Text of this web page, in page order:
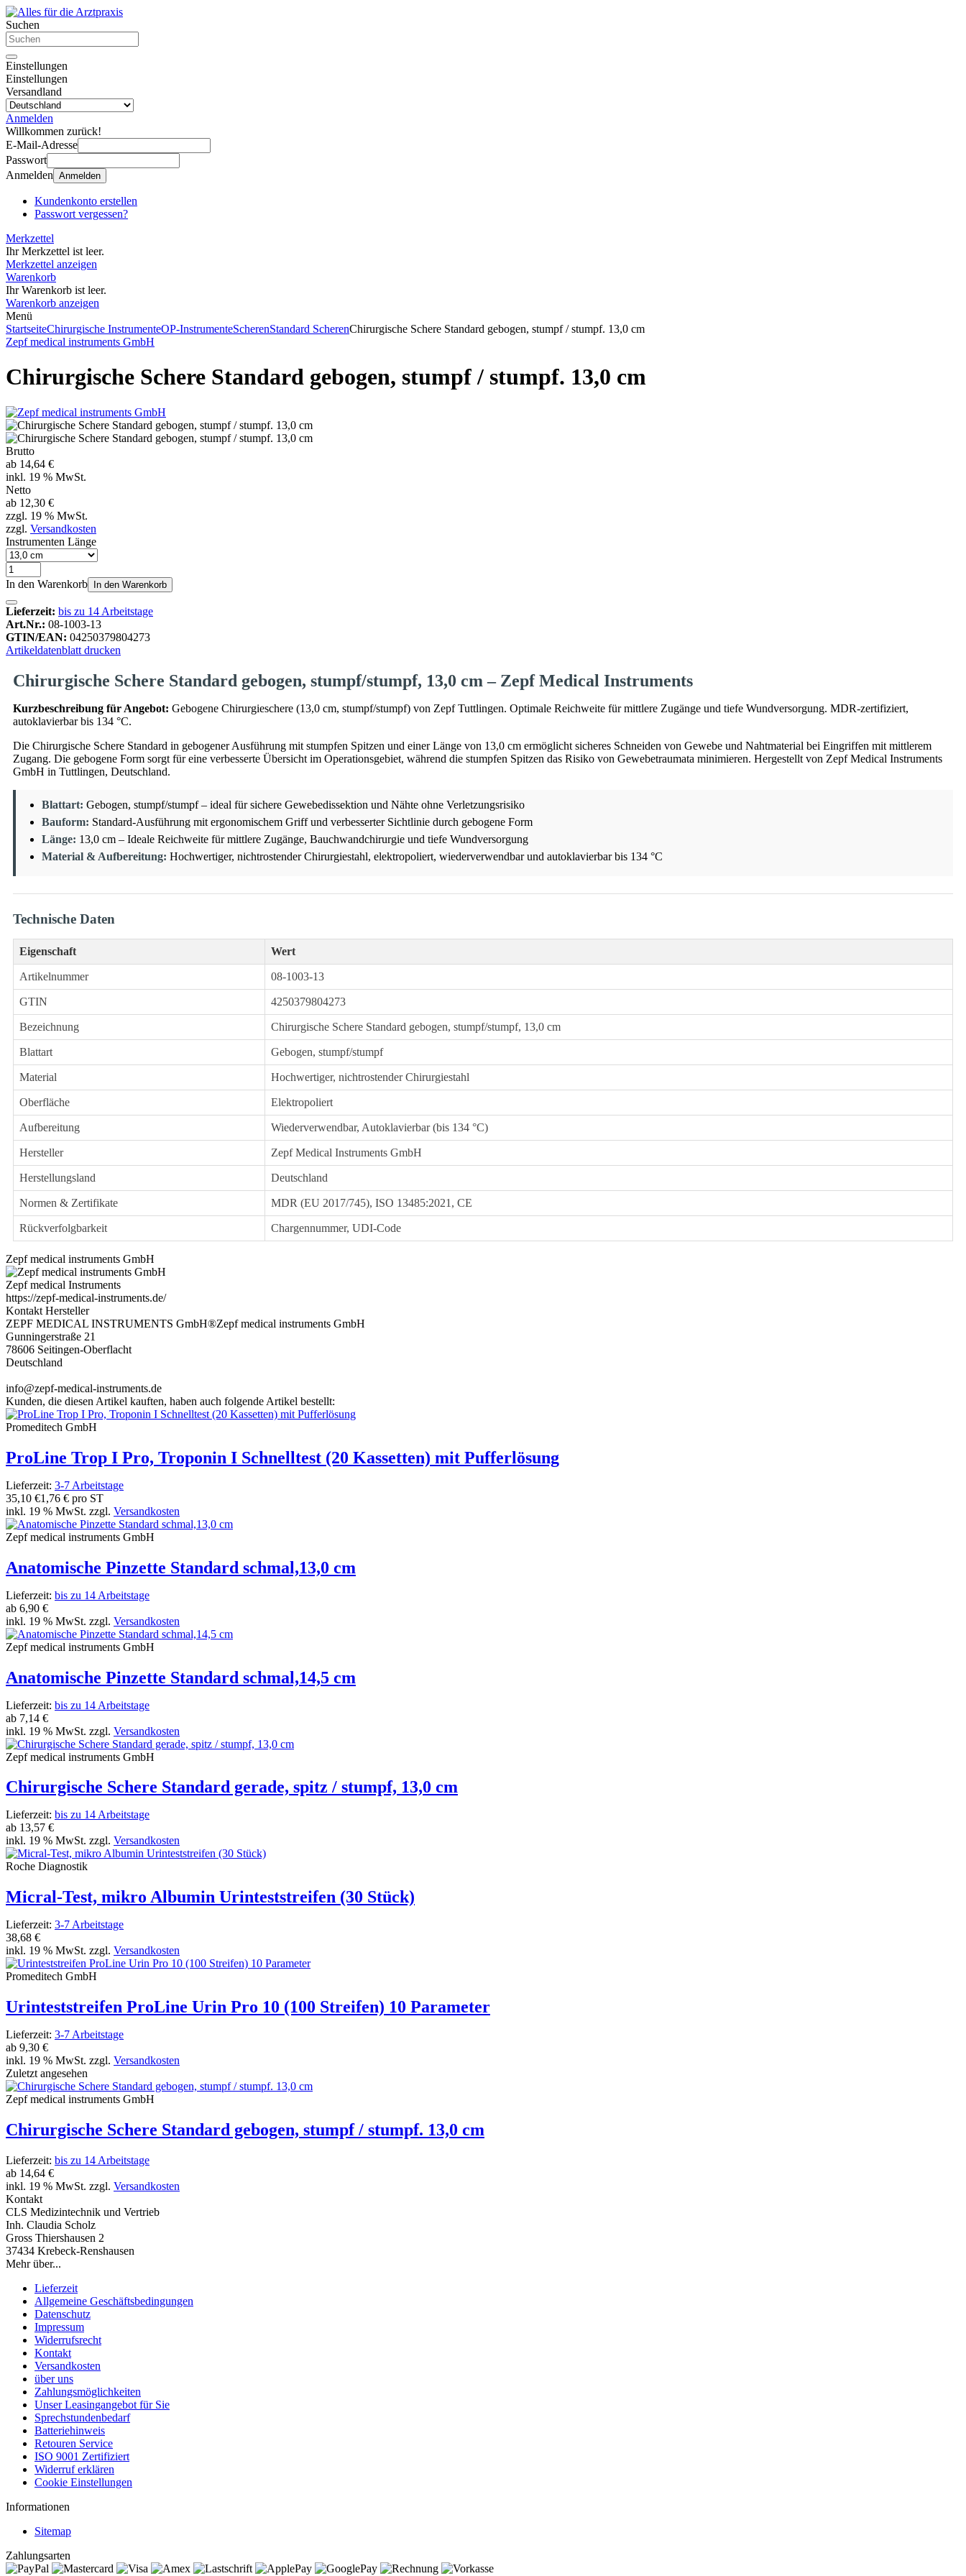
Suchen
Einstellungen
Einstellungen
Versandland
Anmelden
Willkommen zurück!
E-Mail-Adresse
Passwort
Anmelden Anmelden
Kundenkonto erstellen
Passwort vergessen?
Merkzettel
Ihr Merkzettel ist leer.
Merkzettel anzeigen
Warenkorb
Ihr Warenkorb ist leer.
Warenkorb anzeigen
Menü
StartseiteChirurgische InstrumenteOP-InstrumenteScherenStandard ScherenChirurgische Schere Standard gebogen, stumpf / stumpf. 13,0 cm
Zepf medical instruments GmbH
Chirurgische Schere Standard gebogen, stumpf / stumpf. 13,0 cm
Brutto
ab 14,64 €
inkl. 19 % MwSt.
Netto
ab 12,30 €
zzgl. 19 % MwSt.
zzgl. Versandkosten
Instrumenten Länge
In den Warenkorb In den Warenkorb
Lieferzeit: bis zu 14 Arbeitstage
Art.Nr.: 08-1003-13
GTIN/EAN: 04250379804273
Artikeldatenblatt drucken
Chirurgische Schere Standard gebogen, stumpf/stumpf, 13,0 cm – Zepf Medical Instruments
Kurzbeschreibung für Angebot: Gebogene Chirurgieschere (13,0 cm, stumpf/stumpf) von Zepf Tuttlingen. Optimale Reichweite für mittlere Zugänge und tiefe Wundversorgung. MDR-zertifiziert,
autoklavierbar bis 134 °C.
Die Chirurgische Schere Standard in gebogener Ausführung mit stumpfen Spitzen und einer Länge von 13,0 cm ermöglicht sicheres Schneiden von Gewebe und Nahtmaterial bei Eingriffen mit mittlerem
Zugang. Die gebogene Form sorgt für eine verbesserte Übersicht im Operationsgebiet, während die stumpfen Spitzen das Risiko von Gewebetraumata minimieren. Hergestellt von Zepf Medical Instruments
GmbH in Tuttlingen, Deutschland.
Blattart: Gebogen, stumpf/stumpf – ideal für sichere Gewebedissektion und Nähte ohne Verletzungsrisiko
Bauform: Standard-Ausführung mit ergonomischem Griff und verbesserter Sichtlinie durch gebogene Form
Länge: 13,0 cm – Ideale Reichweite für mittlere Zugänge, Bauchwandchirurgie und tiefe Wundversorgung
Material & Aufbereitung: Hochwertiger, nichtrostender Chirurgiestahl, elektropoliert, wiederverwendbar und autoklavierbar bis 134 °C
Technische Daten
Eigenschaft Wert
Artikelnummer 08-1003-13
GTIN 4250379804273
Bezeichnung Chirurgische Schere Standard gebogen, stumpf/stumpf, 13,0 cm
Blattart Gebogen, stumpf/stumpf
Material Hochwertiger, nichtrostender Chirurgiestahl
Oberfläche Elektropoliert
Aufbereitung Wiederverwendbar, Autoklavierbar (bis 134 °C)
Hersteller Zepf Medical Instruments GmbH
Herstellungsland Deutschland
Normen & Zertifikate MDR (EU 2017/745), ISO 13485:2021, CE
Rückverfolgbarkeit Chargennummer, UDI-Code
Zepf medical instruments GmbH
Zepf medical Instruments
https://zepf-medical-instruments.de/
Kontakt Hersteller
ZEPF MEDICAL INSTRUMENTS GmbH®Zepf medical instruments GmbH
Gunningerstraße 21
78606 Seitingen-Oberflacht
Deutschland
info@zepf-medical-instruments.de
Kunden, die diesen Artikel kauften, haben auch folgende Artikel bestellt:
Promeditech GmbH
ProLine Trop I Pro, Troponin I Schnelltest (20 Kassetten) mit Pufferlösung
Lieferzeit: 3-7 Arbeitstage
35,10 €1,76 € pro ST
inkl. 19 % MwSt. zzgl. Versandkosten
Zepf medical instruments GmbH
Anatomische Pinzette Standard schmal,13,0 cm
Lieferzeit: bis zu 14 Arbeitstage
ab 6,90 €
inkl. 19 % MwSt. zzgl. Versandkosten
Zepf medical instruments GmbH
Anatomische Pinzette Standard schmal,14,5 cm
Lieferzeit: bis zu 14 Arbeitstage
ab 7,14 €
inkl. 19 % MwSt. zzgl. Versandkosten
Zepf medical instruments GmbH
Chirurgische Schere Standard gerade, spitz / stumpf, 13,0 cm
Lieferzeit: bis zu 14 Arbeitstage
ab 13,57 €
inkl. 19 % MwSt. zzgl. Versandkosten
Roche Diagnostik
Micral-Test, mikro Albumin Urinteststreifen (30 Stück)
Lieferzeit: 3-7 Arbeitstage
38,68 €
inkl. 19 % MwSt. zzgl. Versandkosten
Promeditech GmbH
Urinteststreifen ProLine Urin Pro 10 (100 Streifen) 10 Parameter
Lieferzeit: 3-7 Arbeitstage
ab 9,30 €
inkl. 19 % MwSt. zzgl. Versandkosten
Zuletzt angesehen
Zepf medical instruments GmbH
Chirurgische Schere Standard gebogen, stumpf / stumpf. 13,0 cm
Lieferzeit: bis zu 14 Arbeitstage
ab 14,64 €
inkl. 19 % MwSt. zzgl. Versandkosten
Kontakt
CLS Medizintechnik und Vertrieb
Inh. Claudia Scholz
Gross Thiershausen 2
37434 Krebeck-Renshausen
Mehr über...
Lieferzeit
Allgemeine Geschäftsbedingungen
Datenschutz
Impressum
Widerrufsrecht
Kontakt
Versandkosten
über uns
Zahlungsmöglichkeiten
Unser Leasingangebot für Sie
Sprechstundenbedarf
Batteriehinweis
Retouren Service
ISO 9001 Zertifiziert
Widerruf erklären
Cookie Einstellungen
Informationen
Sitemap
Zahlungsarten